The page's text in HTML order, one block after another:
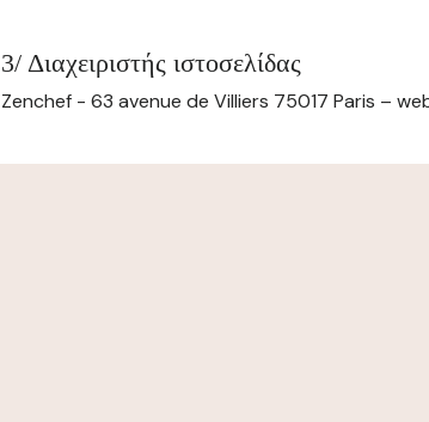
3/ Διαχειριστής ιστοσελίδας
Zenchef - 63 avenue de Villiers 75017 Paris –